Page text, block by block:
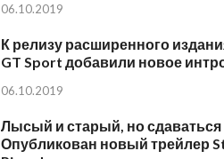
06.10.2019
К релизу расширенного
GT Sport добавили новое
06.10.2019
Лысый и старый, но сдаваться
Опубликован новый трейлер